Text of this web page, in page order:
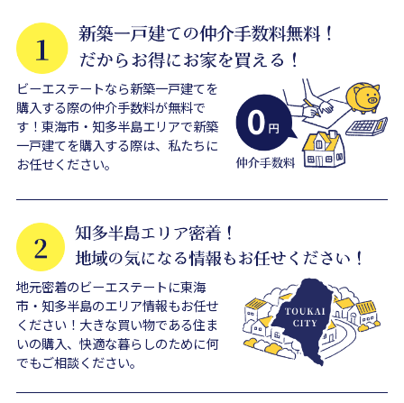
ビーエステートなら新築一戸建てを
購入する際の仲介手数料が無料で
す！東海市・知多半島エリアで新築
一戸建てを購入する際は、私たちに
お任せください。
地元密着のビーエステートに東海
市・知多半島のエリア情報もお任せ
ください！大きな買い物である住ま
いの購入、快適な暮らしのために何
でもご相談ください。